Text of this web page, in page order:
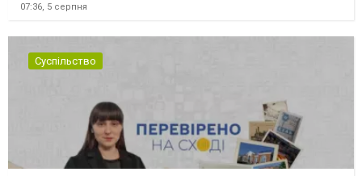
07:36, 5 серпня
Суспільство